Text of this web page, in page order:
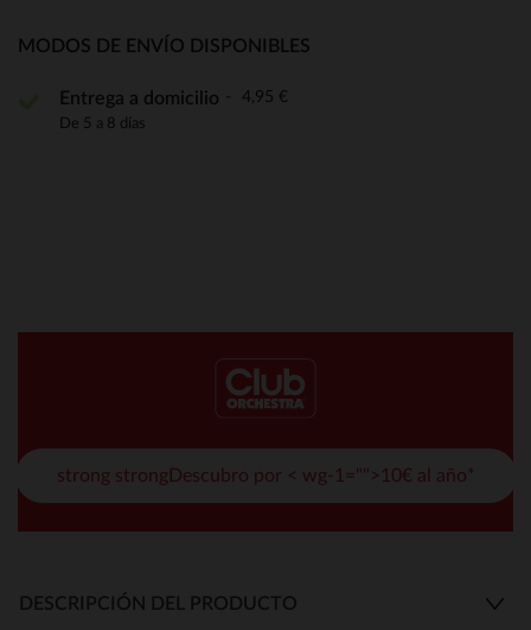
MODOS DE ENVÍO DISPONIBLES
Entrega a domicilio 4,95 €
De 5 a 8 días
strong strongDescubro por < wg-1="">10€ al año*
DESCRIPCIÓN DEL PRODUCTO